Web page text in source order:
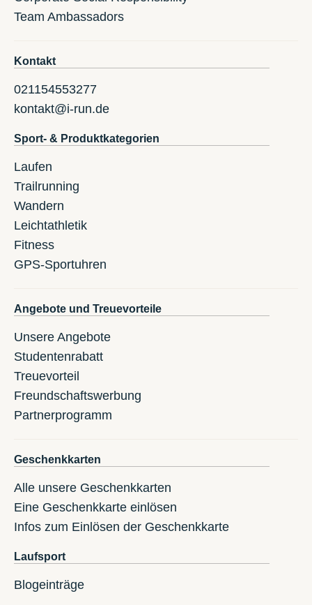
Team Ambassadors
Kontakt
021154553277
kontakt@i-run.de
Sport- & Produktkategorien
Laufen
Trailrunning
Wandern
Leichtathletik
Fitness
GPS-Sportuhren
Angebote und Treuevorteile
Unsere Angebote
Studentenrabatt
Treuevorteil
Freundschaftswerbung
Partnerprogramm
Geschenkkarten
Alle unsere Geschenkkarten
Eine Geschenkkarte einlösen
Infos zum Einlösen der Geschenkkarte
Laufsport
Blogeinträge